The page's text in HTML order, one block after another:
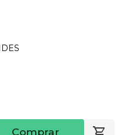
Comprar